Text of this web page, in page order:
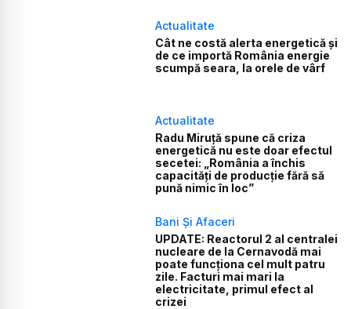
Actualitate
Cât ne costă alerta energetică și
de ce importă România energie
scumpă seara, la orele de vârf
Actualitate
Radu Miruță spune că criza
energetică nu este doar efectul
secetei: „România a închis
capacități de producție fără să
pună nimic în loc”
Bani Și Afaceri
UPDATE: Reactorul 2 al centralei
nucleare de la Cernavodă mai
poate funcționa cel mult patru
zile. Facturi mai mari la
electricitate, primul efect al
crizei